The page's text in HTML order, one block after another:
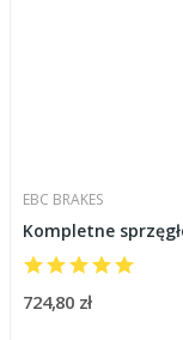
EBC BRAKES
Kompletne
724,80 zł